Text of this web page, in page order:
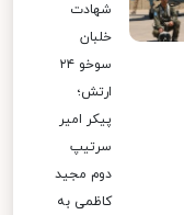
شهادت
خلبان
سوخو ۲۴
ارتش؛
پیکر امیر
سرتیپ
دوم مجید
کاظمی به